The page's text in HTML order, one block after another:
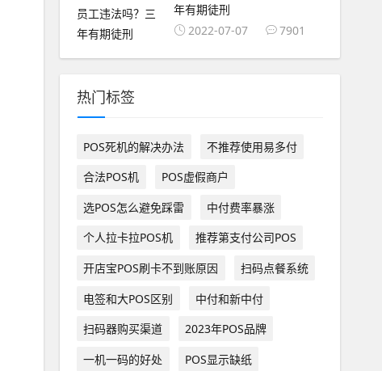
年有期徒刑
2022-07-07
7901
热门标签
POS死机的解决办法
不推荐使用易多付
合法POS机
POS虚假商户
选POS怎么避免踩雷
中付费率暴涨
个人拉卡拉POS机
推荐第支付公司POS
开店宝POS刷卡不到账原因
扫码点餐系统
电签和大POS区别
中付和新中付
扫码器购买渠道
2023年POS品牌
一机一码的好处
POS显示缺纸